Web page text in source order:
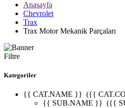
Anasayfa
Chevrolet
Trax
Trax Motor Mekanik Parçaları
Filtre
Kategoriler
{{ CAT.NAME }} ({{
{{ SUB.NAME }} ({{